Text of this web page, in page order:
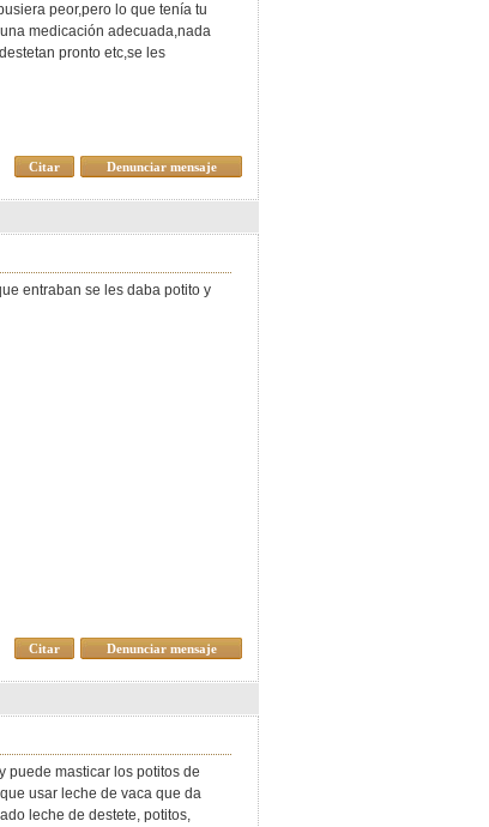
peor,pero lo que tenía tu
medicación adecuada,nada
pronto etc,se les
Denunciar mensaje
Citar
entraban se les daba potito y
Denunciar mensaje
Citar
puede masticar los potitos de
usar leche de vaca que da
leche de destete, potitos,